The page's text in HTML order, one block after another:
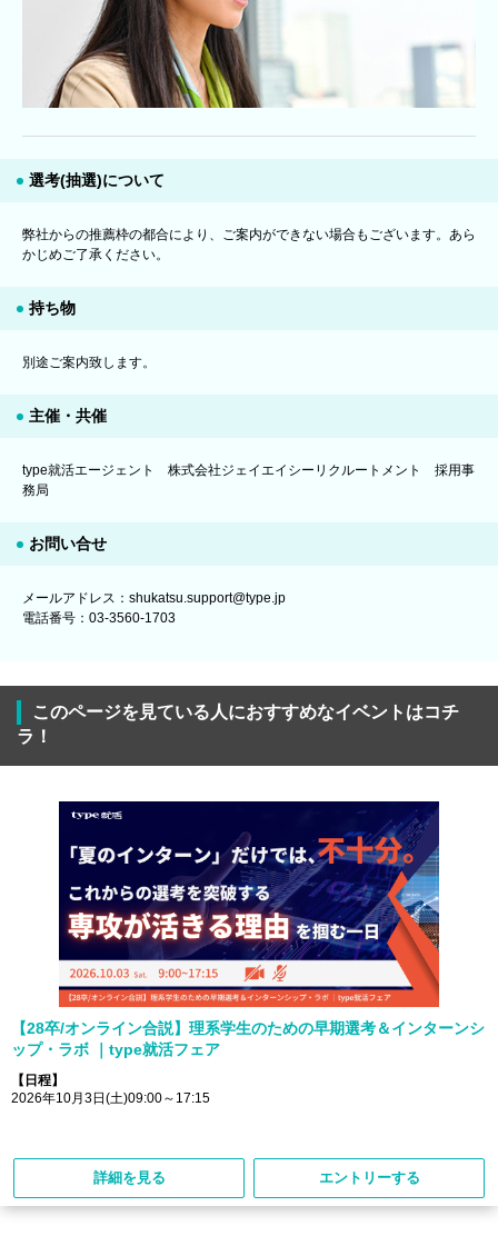
選考(抽選)について
弊社からの推薦枠の都合により、ご案内ができない場合もございます。あら
かじめご了承ください。
持ち物
別途ご案内致します。
主催・共催
type就活エージェント 株式会社ジェイエイシーリクルートメント 採用事
務局
お問い合せ
メールアドレス：shukatsu.support@type.jp
電話番号：03-3560-1703
このページを見ている人におすすめなイベントはコチ
ラ！
【28卒/オンライン合説】理系学生のための早期選考＆インターンシ
ップ・ラボ ｜type就活フェア
【日程】
2026年10月3日(土)09:00～17:15
詳細を見る エントリーする